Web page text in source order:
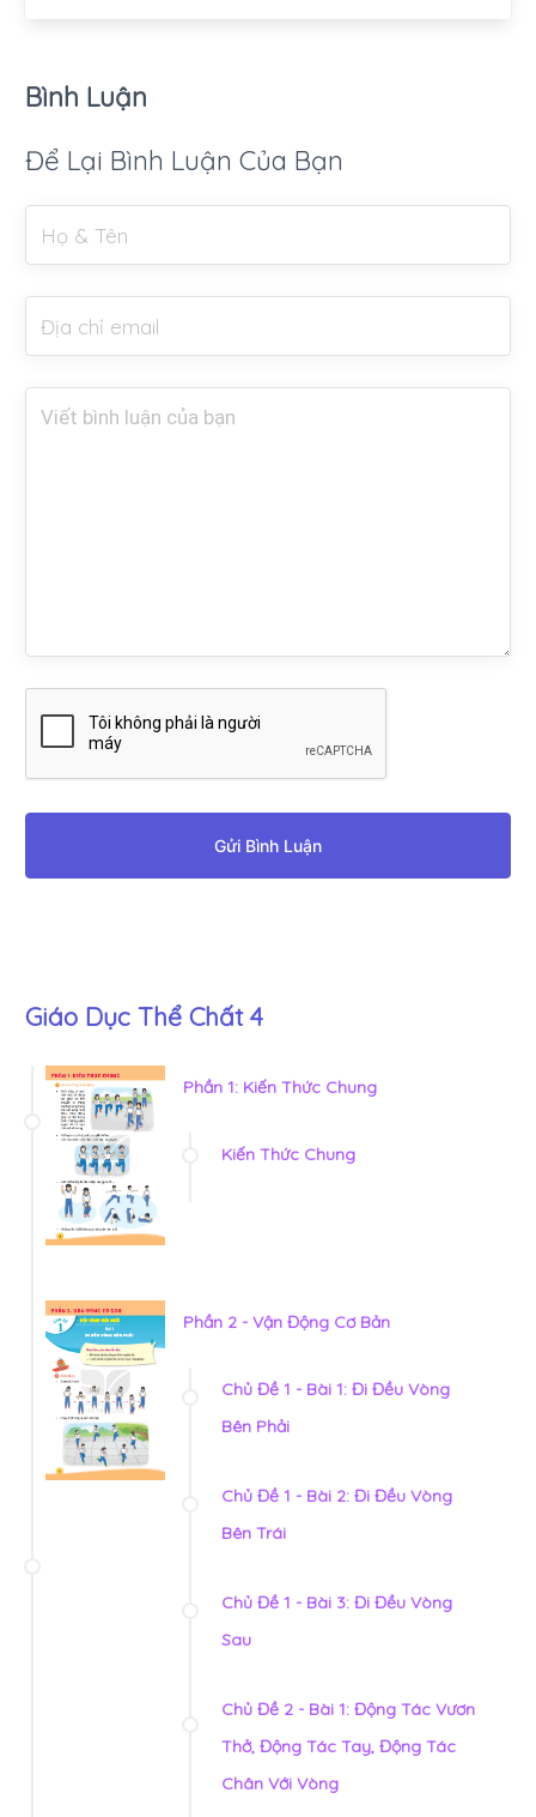
Bình Luận
Để Lại Bình Luận Của Bạn
Gửi Bình Luận
Giáo Dục Thể Chất 4
Phần 1: Kiến Thức Chung
Kiến Thức Chung
Phần 2 - Vận Động Cơ Bản
Chủ Đề 1 - Bài 1: Đi Đều Vòng
Bên Phải
Chủ Đề 1 - Bài 2: Đi Đều Vòng
Bên Trái
Chủ Đề 1 - Bài 3: Đi Đều Vòng
Sau
Chủ Đề 2 - Bài 1: Động Tác Vươn
Thở, Động Tác Tay, Động Tác
Chân Với Vòng